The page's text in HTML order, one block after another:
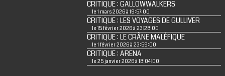
CRITIQUE : GALLOWWALKERS
le 1 mars 2026 à 19:57:00
CRITIQUE : LES VOYAGES DE GULLIVER
le 15 février 2026 à 23:28:00
CRITIQUE : LE CRÂNE MALÉFIQUE
le 1 février 2026 à 23:59:00
CRITIQUE : ARENA
le 25 janvier 2026 à 18:04:00